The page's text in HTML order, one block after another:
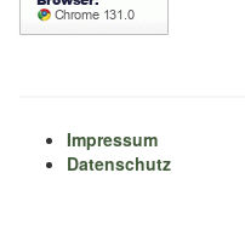
Impressum
Datenschutz